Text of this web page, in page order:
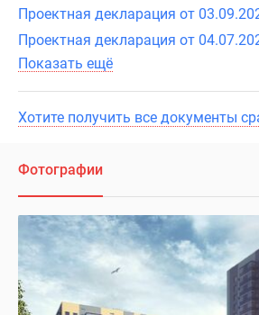
Проектная декларация от
Проектная декларация от
Показать ещё
Хотите получить все документы
Фотографии